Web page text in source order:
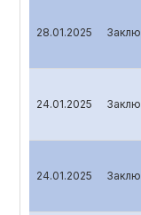
28.01.2025
24.01.2025
24.01.2025